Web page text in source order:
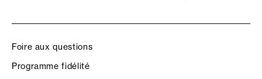
Foire aux questions
Programme fidélité